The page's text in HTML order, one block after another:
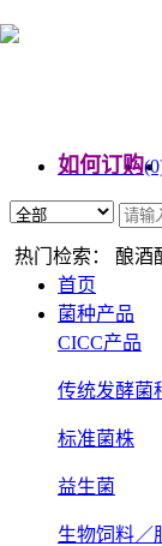
如何订购
热门检索： 酿
首页
菌种产品
CICC产品
传统发酵菌
标准菌株
益生菌
生物饲料／